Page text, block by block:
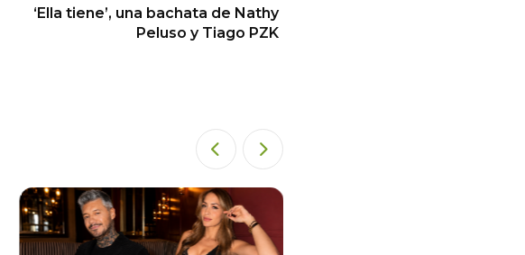
‘Ella tiene’, una bachata de Nathy
Peluso y Tiago PZK